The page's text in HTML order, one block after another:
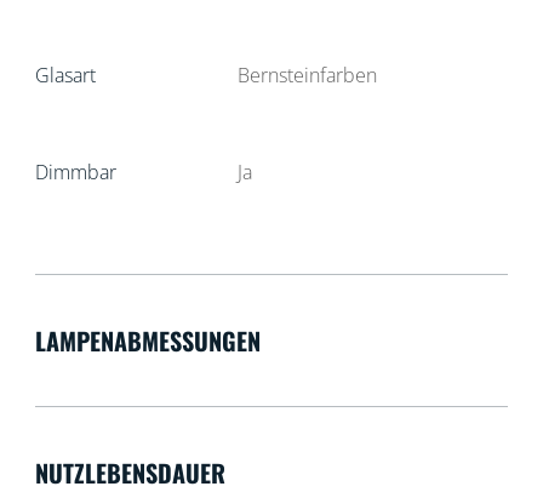
Glasart Bernsteinfarben
Dimmbar Ja
LAMPENABMESSUNGEN
NUTZLEBENSDAUER